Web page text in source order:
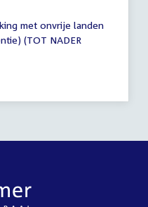
met onvrije landen
(TOT NADER